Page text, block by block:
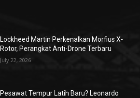
Lockheed Martin Perkenalkan Morfius X-
Rotor, Perangkat Anti-Drone Terbaru
July 22, 2026
Pesawat Tempur Latih Baru? Leonardo